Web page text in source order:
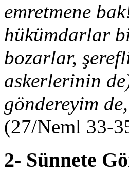
emretmene
hükümdarlar
bozarlar,
askerlerinin
göndereyim
(27/Neml 33-
2- Sünnete